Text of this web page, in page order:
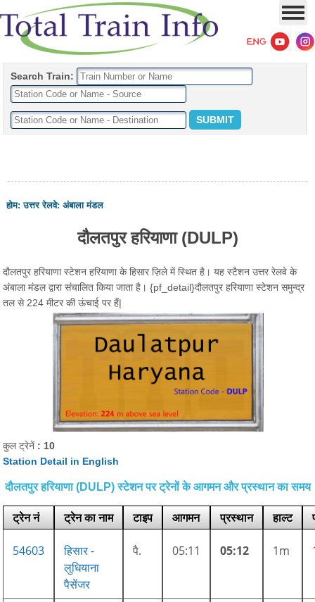
Search Train:
होम:उत्तर रेलवे:अंबाला मंडल
दौलतपुर हरियाणा (DULP)
दौलतपुर हरियाणा स्टेशन हरियाणा के हिसार ज़िले में स्थित है। यह स्टैशन उत्तर रेलवे के
अंबाला मंडल द्वारा संचालित किया जाता है। {pf_detail}दौलतपुर हरियाणा स्टेशन समुन्द्र
तल से 224 मीटर की ऊंचाई पर हैं|
कुल ट्रेनें : 10
Station Detail in English
दौलतपुर हरियाणा (DULP) स्टेशन पर ट्रेनों के आगमन और प्रस्थान का समय
ट्रेन नं ट्रेन का नाम टाइप आगमन प्रस्थान हाल्ट
54603
हिसार -
लुधियाना
पैसेंजर
पै. 05:11 05:12 1m